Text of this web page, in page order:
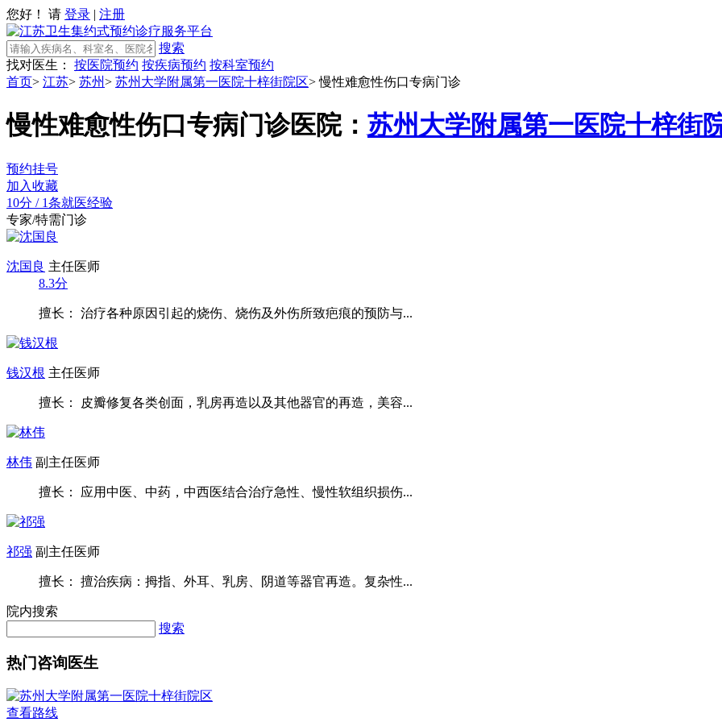
您好！ 请 登录 | 注册
搜索
找对医生：
按医院预约 按疾病预约 按科室预约
首页> 江苏> 苏州> 苏州大学附属第一医院十梓街院区>慢性难愈性伤口专病门诊
慢性难愈性伤口专病门诊医院： 苏州大学附属第一医院十梓街
预约挂号
加入收藏
10分 / 1条就医经验
专家/特需门诊
沈国良 主任医师
8.3分
擅长： 治疗各种原因引起的烧伤、烧伤及外伤所致疤痕的预防与...
钱汉根 主任医师
擅长： 皮瓣修复各类创面，乳房再造以及其他器官的再造，美容...
林伟 副主任医师
擅长： 应用中医、中药，中西医结合治疗急性、慢性软组织损伤...
祁强 副主任医师
擅长： 擅治疾病：拇指、外耳、乳房、阴道等器官再造。复杂性...
院内搜索
搜索
热门咨询医生
查看路线